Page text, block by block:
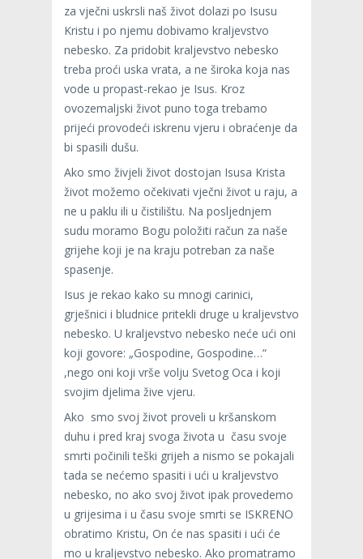
za vječni uskrsli naš život dolazi po Isusu
Kristu i po njemu dobivamo kraljevstvo
nebesko. Za pridobit kraljevstvo nebesko
treba proći uska vrata, a ne široka koja nas
vode u propast-rekao je Isus. Kroz
ovozemaljski život puno toga trebamo
prijeći provodeći iskrenu vjeru i obraćenje da
bi spasili dušu.
Ako smo živjeli život dostojan Isusa Krista
život možemo očekivati vječni život u raju, a
ne u paklu ili u čistilištu. Na posljednjem
sudu moramo Bogu položiti račun za naše
grijehe koji je na kraju potreban za naše
spasenje.
Isus je rekao kako su mnogi carinici,
grješnici i bludnice pritekli druge u kraljevstvo
nebesko. U kraljevstvo nebesko neće ući oni
koji govore: „Gospodine, Gospodine…“
,nego oni koji vrše volju Svetog Oca i koji
svojim djelima žive vjeru.
Ako smo svoj život proveli u kršanskom
duhu i pred kraj svoga života u času svoje
smrti počinili teški grijeh a nismo se pokajali
tada se nećemo spasiti i ući u kraljevstvo
nebesko, no ako svoj život ipak provedemo
u grijesima i u času svoje smrti se ISKRENO
obratimo Kristu, On će nas spasiti i ući će
mo u kraljevstvo nebesko. Ako promatramo